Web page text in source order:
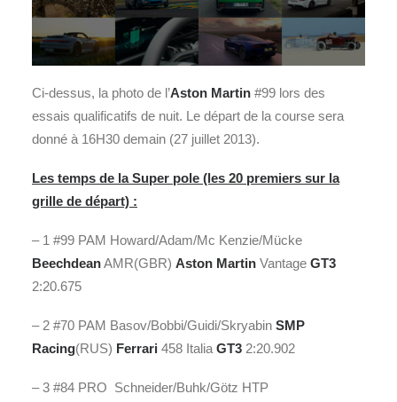
Ci-dessus, la photo de l’Aston Martin #99 lors des
essais qualificatifs de nuit. Le départ de la course sera
donné à 16H30 demain (27 juillet 2013).
Les temps de la Super pole (les 20 premiers sur la
grille de départ) :
– 1 #99 PAM Howard/Adam/Mc Kenzie/Mücke
BeechdeanAMR(GBR) Aston Martin Vantage GT3
2:20.675
– 2 #70 PAM Basov/Bobbi/Guidi/Skryabin SMP
Racing(RUS) Ferrari 458 ItaliaGT3 2:20.902
– 3 #84 PRO Schneider/Buhk/Götz HTP